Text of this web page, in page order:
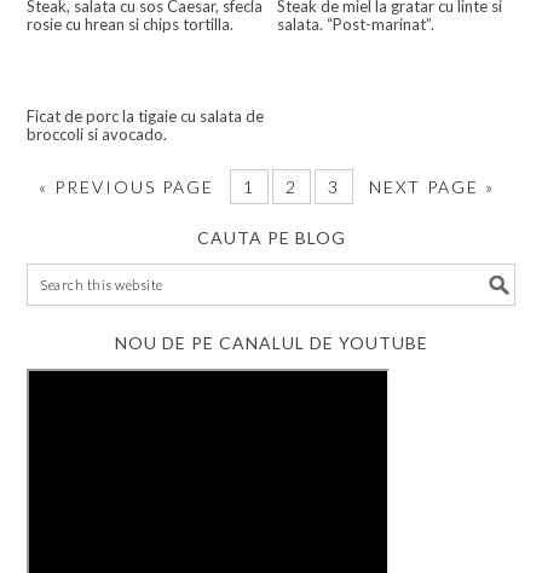
Steak, salata cu sos Caesar, sfecla
rosie cu hrean si chips tortilla.
Steak de miel la gratar cu linte si
salata. “Post-marinat”.
Ficat de porc la tigaie cu salata de
broccoli si avocado.
« PREVIOUS PAGE 1 2 3 NEXT PAGE »
CAUTA PE BLOG
NOU DE PE CANALUL DE YOUTUBE